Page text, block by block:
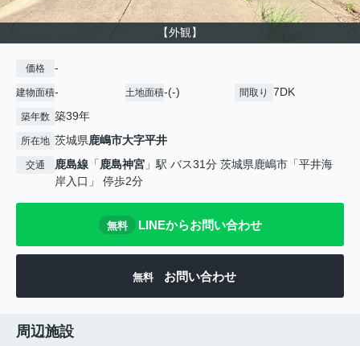
【外観】
価格 -
建物面積- 土地面積-(-) 間取り 7DK
築年数 築39年
所在地 茨城県鹿嶋市大字平井
交通 鹿島線 「鹿島神宮 」駅 バス31分 茨城県鹿嶋市「平井海
岸入口」 停歩2分
無料 LINEからお問い合わせ
無料 お問い合わせ
周辺施設